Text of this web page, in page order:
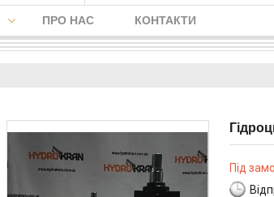
ПРО НАС КОНТАКТИ
Під